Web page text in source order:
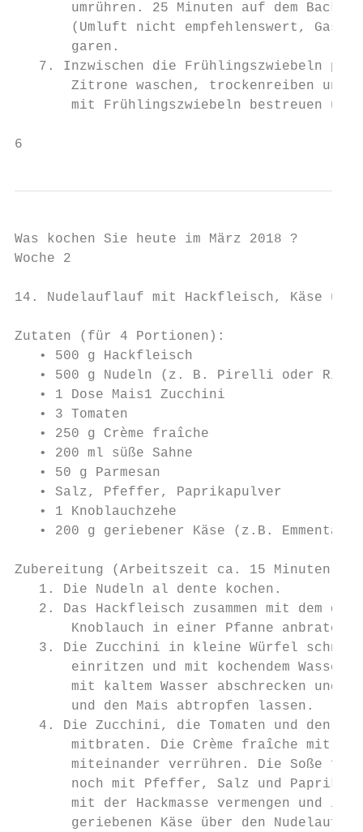
umrühren. 25 Minuten auf dem
(Umluft nicht empfehlenswert, Gas:
       garen.
7. Inzwischen die Frühlingszwiebeln
Zitrone waschen, trockenreiben und
mit Frühlingszwiebeln bestreuen
6
Was kochen Sie heute im März 2018 ?
Woche 2
14. Nudelauflauf mit Hackfleisch, Käse und
Zutaten (für 4 Portionen):
   • 500 g Hackfleisch
• 500 g Nudeln (z. B. Pirelli oder
   • 1 Dose Mais1 Zucchini
   • 3 Tomaten
   • 250 g Crème fraîche
   • 200 ml süße Sahne
   • 50 g Parmesan
   • Salz, Pfeffer, Paprikapulver
   • 1 Knoblauchzehe
• 200 g geriebener Käse (z.B.
Zubereitung (Arbeitszeit ca. 15 Minuten):
   1. Die Nudeln al dente kochen.
2. Das Hackfleisch zusammen mit dem
       Knoblauch in einer Pfanne anbraten.
3. Die Zucchini in kleine Würfel
einritzen und mit kochendem Wasser
mit kaltem Wasser abschrecken und
       und den Mais abtropfen lassen.
4. Die Zucchini, die Tomaten und den
mitbraten. Die Crème fraîche mit
miteinander verrühren. Die Soße
noch mit Pfeffer, Salz und
mit der Hackmasse vermengen und in
geriebenen Käse über den